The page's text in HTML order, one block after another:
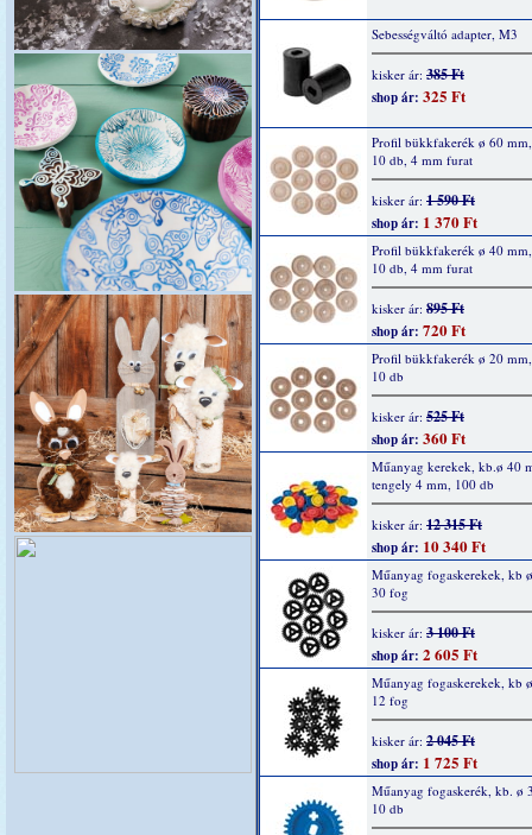
Sebességváltó adapter, M3
kisker ár: 385 Ft
shop ár: 325 Ft
Profil bükkfakerék ø 60
10 db, 4 mm furat
kisker ár: 1 590 Ft
shop ár: 1 370 Ft
Profil bükkfakerék ø 40
10 db, 4 mm furat
kisker ár: 895 Ft
shop ár: 720 Ft
Profil bükkfakerék ø 20
10 db
kisker ár: 525 Ft
shop ár: 360 Ft
Műanyag kerekek, kb.ø 40
tengely 4 mm, 100 db
kisker ár: 12 315 Ft
shop ár: 10 340 Ft
Műanyag fogaskerekek, kb
30 fog
kisker ár: 3 100 Ft
shop ár: 2 605 Ft
Műanyag fogaskerekek, kb
12 fog
kisker ár: 2 045 Ft
shop ár: 1 725 Ft
Műanyag fogaskerék, kb. ø
10 db